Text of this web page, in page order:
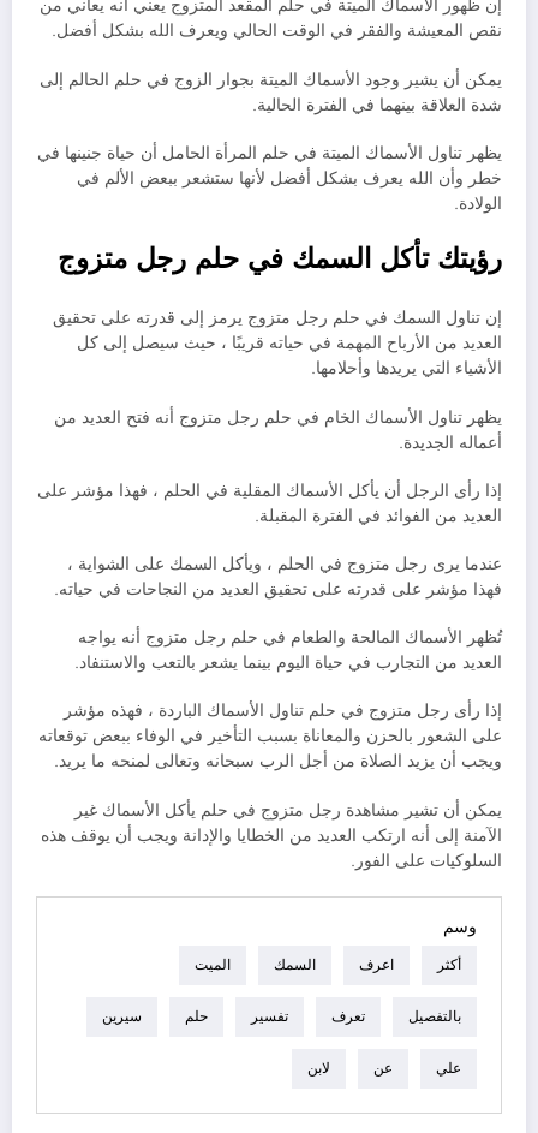
إن ظهور الأسماك الميتة في حلم المقعد المتزوج يعني أنه يعاني من
نقص المعيشة والفقر في الوقت الحالي ويعرف الله بشكل أفضل.
يمكن أن يشير وجود الأسماك الميتة بجوار الزوج في حلم الحالم إلى
شدة العلاقة بينهما في الفترة الحالية.
يظهر تناول الأسماك الميتة في حلم المرأة الحامل أن حياة جنينها في
خطر وأن الله يعرف بشكل أفضل لأنها ستشعر ببعض الألم في
الولادة.
رؤيتك تأكل السمك في حلم رجل متزوج
إن تناول السمك في حلم رجل متزوج يرمز إلى قدرته على تحقيق
العديد من الأرباح المهمة في حياته قريبًا ، حيث سيصل إلى كل
الأشياء التي يريدها وأحلامها.
يظهر تناول الأسماك الخام في حلم رجل متزوج أنه فتح العديد من
أعماله الجديدة.
إذا رأى الرجل أن يأكل الأسماك المقلية في الحلم ، فهذا مؤشر على
العديد من الفوائد في الفترة المقبلة.
عندما يرى رجل متزوج في الحلم ، ويأكل السمك على الشواية ،
فهذا مؤشر على قدرته على تحقيق العديد من النجاحات في حياته.
تُظهر الأسماك المالحة والطعام في حلم رجل متزوج أنه يواجه
العديد من التجارب في حياة اليوم بينما يشعر بالتعب والاستنفاد.
إذا رأى رجل متزوج في حلم تناول الأسماك الباردة ، فهذه مؤشر
على الشعور بالحزن والمعاناة بسبب التأخير في الوفاء ببعض توقعاته
ويجب أن يزيد الصلاة من أجل الرب سبحانه وتعالى لمنحه ما يريد.
يمكن أن تشير مشاهدة رجل متزوج في حلم يأكل الأسماك غير
الآمنة إلى أنه ارتكب العديد من الخطايا والإدانة ويجب أن يوقف هذه
السلوكيات على الفور.
وسم
أكثر اعرف السمك الميت
بالتفصيل تعرف تفسير حلم سيرين
علي عن لابن